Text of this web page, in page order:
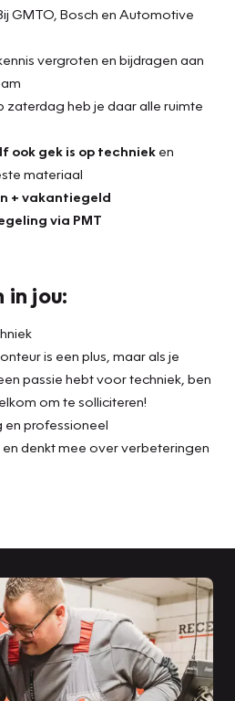
GMTO, Bosch en Automotive
vergroten en bijdragen aan
zaterdag heb je daar alle ruimte
ook gek is op techniek en
materiaal
+ vakantiegeld
via PMT
in jou:
is een plus, maar als je
passie hebt voor techniek, ben
om te solliciteren!
en professioneel
denkt mee over verbeteringen